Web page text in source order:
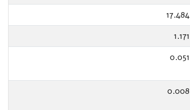
17.484
1.171
0.051
0.008